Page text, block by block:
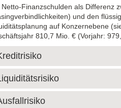
Netto-Finanzschulden als Differenz
und den
auf Konzernebene
810,7 Mio. € (Vorjahr: